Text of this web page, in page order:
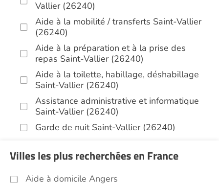
Vallier (26240)
Aide à la mobilité / transferts Saint-Vallier
(26240)
Aide à la préparation et à la prise des
repas Saint-Vallier (26240)
Aide à la toilette, habillage, déshabillage
Saint-Vallier (26240)
Assistance administrative et informatique
Saint-Vallier (26240)
Garde de nuit Saint-Vallier (26240)
Entretien du cadre de vie, ménage,
(26240)
Villes les plus recherchées en France
Aide à domicile Angers